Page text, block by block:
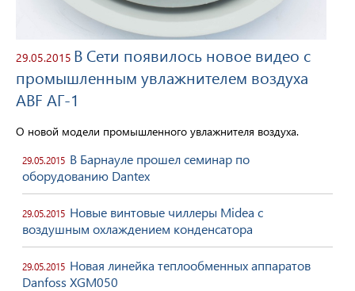
29.05.2015 В Сети появилось новое видео с
промышленным увлажнителем воздуха
ABF АГ-1
О новой модели промышленного увлажнителя воздуха.
29.05.2015 В Барнауле прошел семинар по
оборудованию Dantex
29.05.2015 Новые винтовые чиллеры Midea с
воздушным охлаждением конденсатора
29.05.2015 Новая линейка теплообменных аппаратов
Danfoss XGM050